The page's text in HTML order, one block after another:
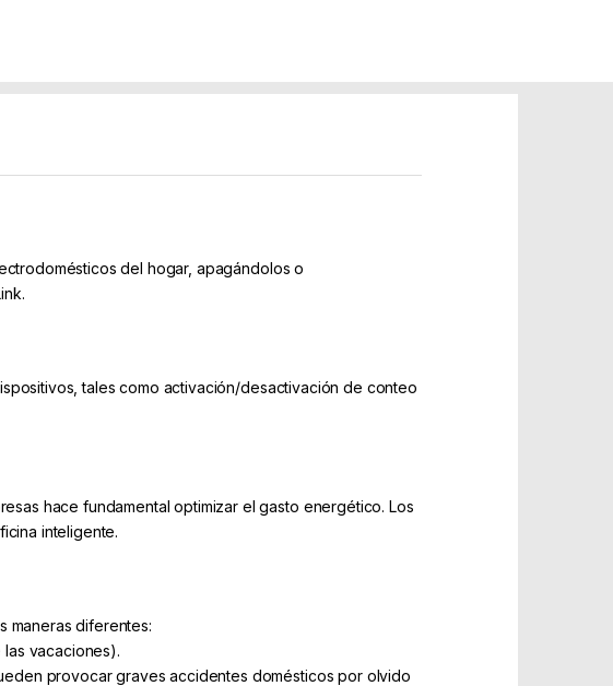
del hogar, apagándolos o
tales como activación/desactivación de conteo
hace fundamental optimizar el gasto energético. Los
inteligente.
maneras diferentes:
vacaciones).
provocar graves accidentes domésticos por olvido